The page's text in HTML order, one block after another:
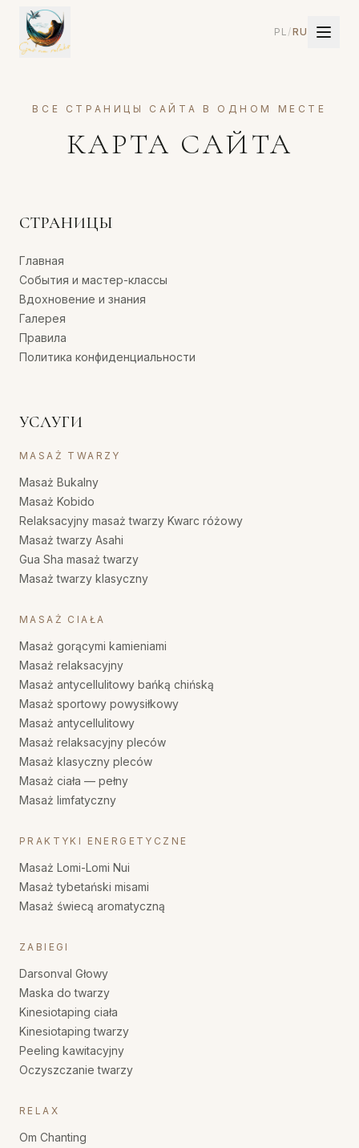
PL /RU
ВСЕ СТРАНИЦЫ САЙТА В ОДНОМ МЕСТЕ
КАРТА САЙТА
СТРАНИЦЫ
Главная
События и мастер-классы
Вдохновение и знания
Галерея
Правила
Политика конфиденциальности
УСЛУГИ
MASAŻ TWARZY
Masaż Bukalny
Masaż Kobido
Relaksacyjny masaż twarzy Kwarc różowy
Masaż twarzy Asahi
Gua Sha masaż twarzy
Masaż twarzy klasyczny
MASAŻ CIAŁA
Masaż gorącymi kamieniami
Masaż relaksacyjny
Masaż antycellulitowy bańką chińską
Masaż sportowy powysiłkowy
Masaż antycellulitowy
Masaż relaksacyjny pleców
Masaż klasyczny pleców
Masaż ciała — pełny
Masaż limfatyczny
PRAKTYKI ENERGETYCZNE
Masaż Lomi-Lomi Nui
Masaż tybetański misami
Masaż świecą aromatyczną
ZABIEGI
Darsonval Głowy
Maska do twarzy
Kinesiotaping ciała
Kinesiotaping twarzy
Peeling kawitacyjny
Oczyszczanie twarzy
RELAX
Om Chanting